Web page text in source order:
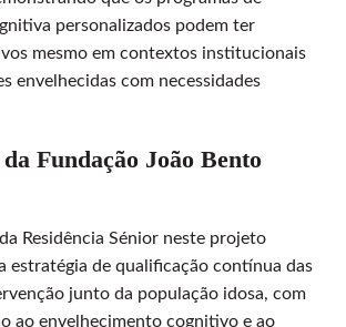
personalizados podem ter
mesmo em contextos institucionais
envelhecidas com necessidades
Fundação João Bento
Residência Sénior neste projeto
estratégia de qualificação contínua das
junto da população idosa, com
ao envelhecimento cognitivo e ao